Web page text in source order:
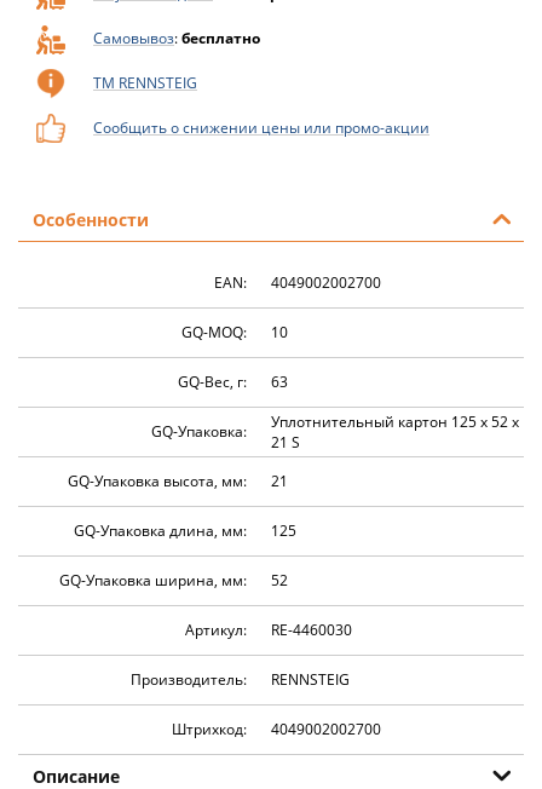
Самовывоз:бесплатно
ТМ RENNSTEIG
Сообщить о снижении цены или промо-акции
Особенности
EAN: 4049002002700
GQ-MOQ: 10
GQ-Вес, г: 63
GQ-Упаковка:
Уплотнительный картон 125 x 52 x
21 S
GQ-Упаковка высота, мм:
21
GQ-Упаковка длина, мм: 125
GQ-Упаковка ширина, мм: 52
Артикул: RE-4460030
Производитель: RENNSTEIG
Штрихкод: 4049002002700
Описание